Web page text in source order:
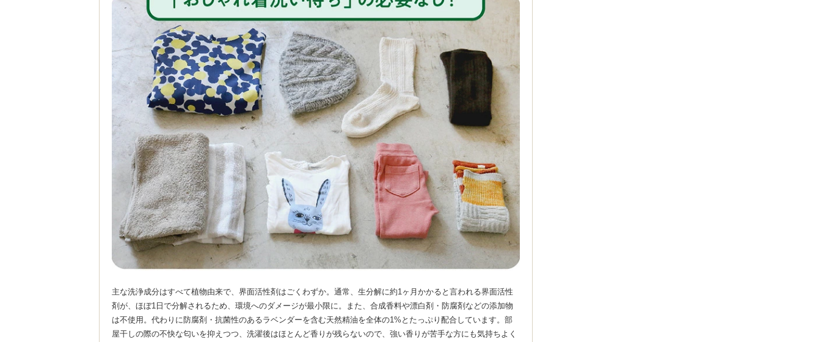
主な洗浄成分はすべて植物由来で、界面活性剤はごくわずか。通常、生分解に約1ヶ月かかると言われる界面活性
剤が、ほぼ1日で分解されるため、環境へのダメージが最小限に。また、合成香料や漂白剤・防腐剤などの添加物
は不使用。代わりに防腐剤・抗菌性のあるラベンダーを含む天然精油を全体の1%とたっぷり配合しています。部
屋干しの際の不快な匂いを抑えつつ、洗濯後はほとんど香りが残らないので、強い香りが苦手な方にも気持ちよく